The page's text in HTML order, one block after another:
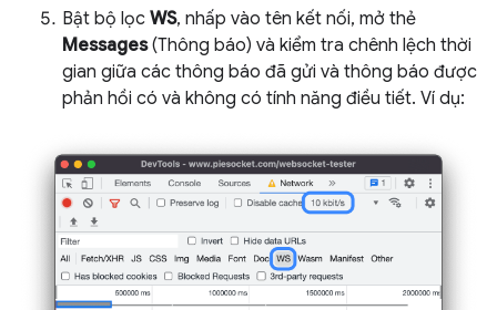
Bật bộ lọc WS, nhấp vào tên kết nối, mở thẻ
Messages(Thông báo) và kiểm tra chênh lệch thời
gian giữa các thông báo đã gửi và thông báo được
phản hồi có và không có tính năng điều tiết. Ví dụ: